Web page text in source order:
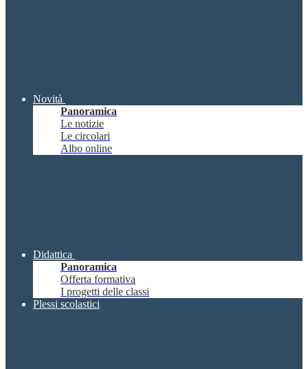
Novità
Panoramica
Le notizie
Le circolari
Albo online
Didattica
Panoramica
Offerta formativa
I progetti delle classi
Plessi scolastici